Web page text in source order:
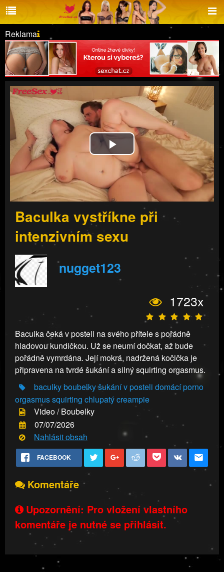
Reklama
Play
Video
Baculka vystříkne při
intenzivním sexu
nugget123
1723x
Baculka čeká v posteli na svého přítele s pořádně
hladovou kundičkou. Už se neumí dočkat, až bude
pořádně vymrdána. Její mokrá, nadržená kočička je
připravena na tvrdé šukání a silný squirting orgasmus.
baculkyboubelkyšukání v posteli domácí porno
orgasmussquirting chlupatýcreampie
Video / Boubelky
07/07/2026
Nahlásit obsah
FACEBOOK
Komentáře
Upozornění: Pro vložení vlastního
komentáře je nutné se přihlásit.